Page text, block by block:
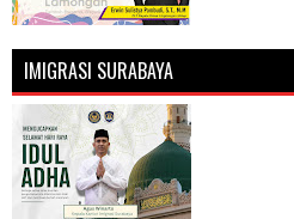
IMIGRASI SURABAYA